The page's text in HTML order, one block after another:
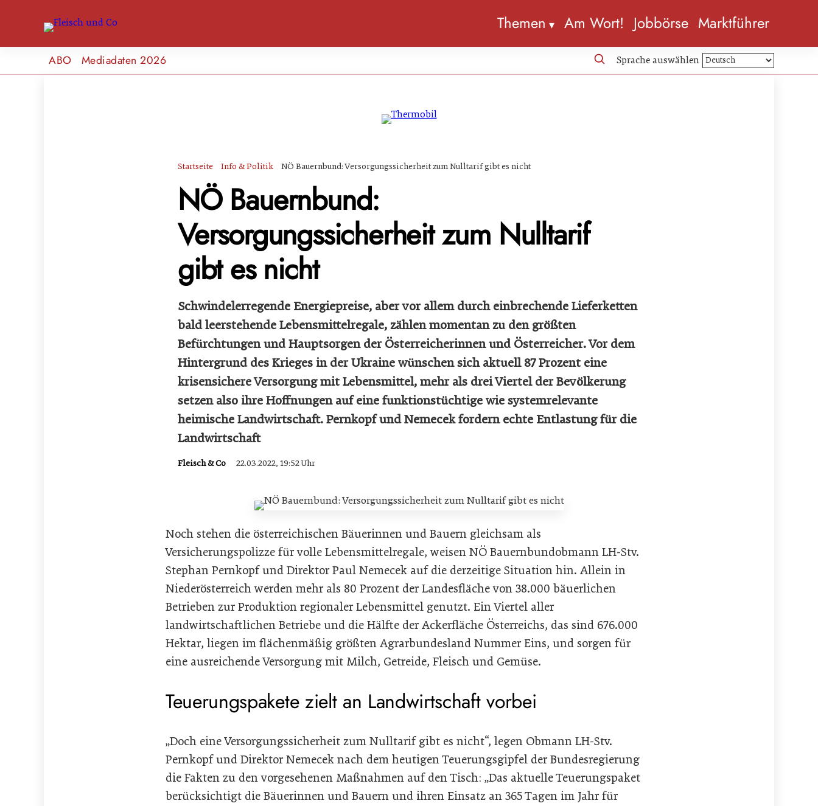
Themen Am Wort! Jobbörse Marktführer
ABO Mediadaten 2026 Sprache auswählen
Startseite Info & Politik NÖ Bauernbund: Versorgungssicherheit zum Nulltarif gibt es nicht
NÖ Bauernbund:
Versorgungssicherheit zum Nulltarif
gibt es nicht
Schwindelerregende Energiepreise, aber vor allem durch einbrechende Lieferketten
bald leerstehende Lebensmittelregale, zählen momentan zu den größten
Befürchtungen und Hauptsorgen der Österreicherinnen und Österreicher. Vor dem
Hintergrund des Krieges in der Ukraine wünschen sich aktuell 87 Prozent eine
krisensichere Versorgung mit Lebensmittel, mehr als drei Viertel der Bevölkerung
setzen also ihre Hoffnungen auf eine funktionstüchtige wie systemrelevante
heimische Landwirtschaft. Pernkopf und Nemecek fordern echte Entlastung für die
Landwirtschaft
Fleisch & Co 22.03.2022, 19:52 Uhr
Noch stehen die österreichischen Bäuerinnen und Bauern gleichsam als
Versicherungspolizze für volle Lebensmittelregale, weisen NÖ Bauernbundobmann LH-Stv.
Stephan Pernkopf und Direktor Paul Nemecek auf die derzeitige Situation hin. Allein in
Niederösterreich werden mehr als 80 Prozent der Landesfläche von 38.000 bäuerlichen
Betrieben zur Produktion regionaler Lebensmittel genutzt. Ein Viertel aller
landwirtschaftlichen Betriebe und die Hälfte der Ackerfläche Österreichs, das sind 676.000
Hektar, liegen im flächenmäßig größten Agrarbundesland Nummer Eins, und sorgen für
eine ausreichende Versorgung mit Milch, Getreide, Fleisch und Gemüse.
Teuerungspakete zielt an Landwirtschaft vorbei
„Doch eine Versorgungssicherheit zum Nulltarif gibt es nicht“, legen Obmann LH-Stv.
Pernkopf und Direktor Nemecek nach dem heutigen Teuerungsgipfel der Bundesregierung
die Fakten zu den vorgesehenen Maßnahmen auf den Tisch: „Das aktuelle Teuerungspaket
berücksichtigt die Bäuerinnen und Bauern und ihren Einsatz an 365 Tagen im Jahr für